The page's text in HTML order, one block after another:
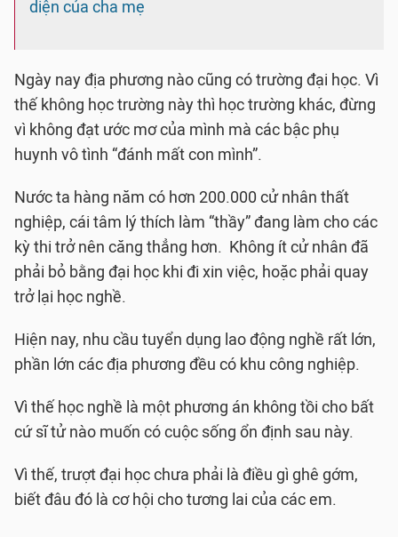
diện của cha mẹ
Ngày nay địa phương nào cũng có trường đại học. Vì
thế không học trường này thì học trường khác, đừng
vì không đạt ước mơ của mình mà các bậc phụ
huynh vô tình “đánh mất con mình”.
Nước ta hàng năm có hơn 200.000 cử nhân thất
nghiệp, cái tâm lý thích làm “thầy” đang làm cho các
kỳ thi trở nên căng thẳng hơn. Không ít cử nhân đã
phải bỏ bằng đại học khi đi xin việc, hoặc phải quay
trở lại học nghề.
Hiện nay, nhu cầu tuyển dụng lao động nghề rất lớn,
phần lớn các địa phương đều có khu công nghiệp.
Vì thế học nghề là một phương án không tồi cho bất
cứ sĩ tử nào muốn có cuộc sống ổn định sau này.
Vì thế, trượt đại học chưa phải là điều gì ghê gớm,
biết đâu đó là cơ hội cho tương lai của các em.